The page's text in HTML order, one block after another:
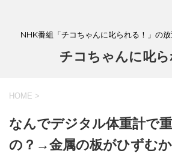
NHK番組「チコちゃんに叱られる！」の放
チコちゃんに叱ら
HOME >
なんでデジタル体重計で
の？→金属の板がひずむ